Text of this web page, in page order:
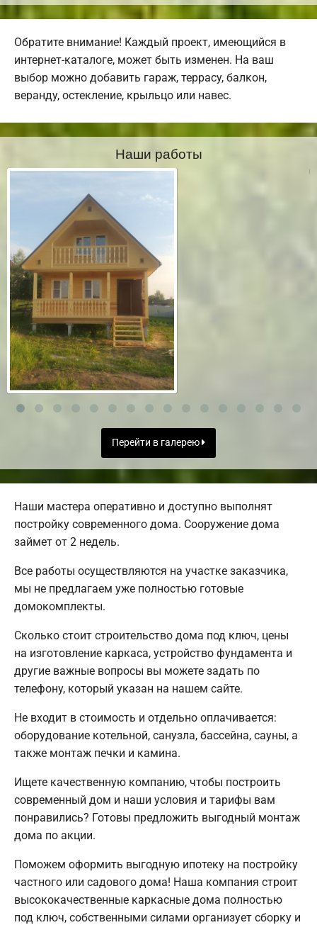
Обратите внимание! Каждый проект, имеющийся в
интернет-каталоге, может быть изменен. На ваш
выбор можно добавить гараж, террасу, балкон,
веранду, остекление, крыльцо или навес.
Наши работы
Перейти в галерею
Наши мастера оперативно и доступно выполнят
постройку современного дома. Сооружение дома
займет от 2 недель.
Все работы осуществляются на участке заказчика,
мы не предлагаем уже полностью готовые
домокомплекты.
Сколько стоит строительство дома под ключ, цены
на изготовление каркаса, устройство фундамента и
другие важные вопросы вы можете задать по
телефону, который указан на нашем сайте.
Не входит в стоимость и отдельно оплачивается:
оборудование котельной, санузла, бассейна, сауны, а
также монтаж печки и камина.
Ищете качественную компанию, чтобы построить
современный дом и наши условия и тарифы вам
понравились? Готовы предложить выгодный монтаж
дома по акции.
Поможем оформить выгодную ипотеку на постройку
частного или садового дома! Наша компания строит
высококачественные каркасные дома полностью
под ключ, собственными силами организует сборку и